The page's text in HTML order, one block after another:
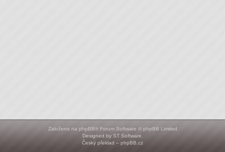
Založeno na phpBB® Forum Software © phpBB Limited
Designed by ST Software
Český překlad – phpBB.cz